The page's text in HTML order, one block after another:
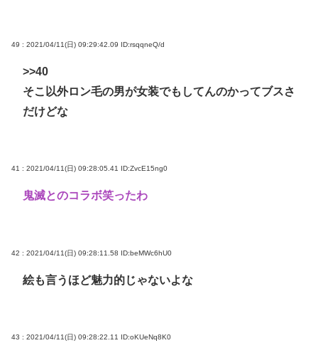
49 : 2021/04/11(日) 09:29:42.09 ID:rsqqneQ/d
>>40
そこ以外ロン毛の男が女装でもしてんのかってブスさ
だけどな
41 : 2021/04/11(日) 09:28:05.41 ID:ZvcE15ng0
鬼滅とのコラボ笑ったわ
42 : 2021/04/11(日) 09:28:11.58 ID:beMWc6hU0
絵も言うほど魅力的じゃないよな
43 : 2021/04/11(日) 09:28:22.11 ID:oKUeNq8K0